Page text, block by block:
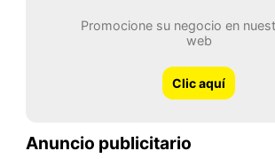
Promocione su negocio en
web
Clic aquí
Anuncio publicitario